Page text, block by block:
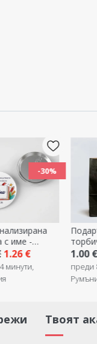
-30%
с име -
на
1.26 €
минути,
1.00 €
преди
Твоят